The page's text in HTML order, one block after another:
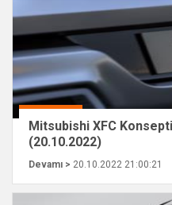
Mitsubishi XFC
(20.10.2022)
Devamı > 20.10.2022 21:00:21